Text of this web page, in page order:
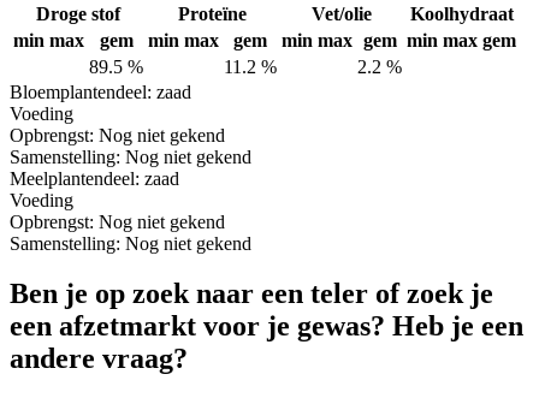
Droge stof
Proteïne Vet/olie
Koolhydraat
min max gem min max gem min max gem min max gem
89.5 %
11.2 %
2.2 %
Bloemplantendeel: zaad
Voeding
Opbrengst: Nog niet gekend
Samenstelling: Nog niet gekend
Meelplantendeel: zaad
Voeding
Opbrengst: Nog niet gekend
Samenstelling: Nog niet gekend
Ben je op zoek naar een teler of zoek je
een afzetmarkt voor je gewas? Heb je een
andere vraag?